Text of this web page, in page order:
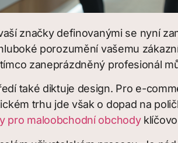
značky definovanými se nyní
porozumění vašemu
zaneprázdněný profesionál
také diktuje design. Pro e-
trhu jde však o dopad na
pro maloobchodní obchody